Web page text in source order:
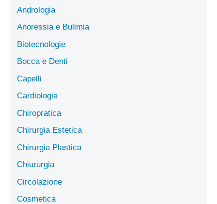
Andrologia
Anoressia e Bulimia
Biotecnologie
Bocca e Denti
Capelli
Cardiologia
Chiropratica
Chirurgia Estetica
Chirurgia Plastica
Chiururgia
Circolazione
Cosmetica